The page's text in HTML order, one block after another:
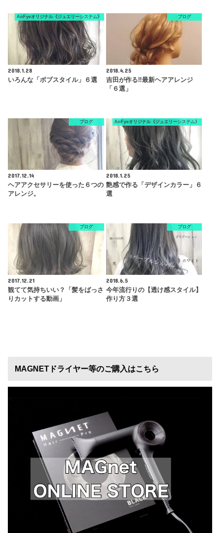
AnFyeオリジナル《ジュエリーシステム》
2018.1.28
いろんな「ボブスタイル」６選
ブログ
2018.4.25
吉田が作る‼︎最新ヘアアレンジ
「６選」
ブログ
2017.12.14
ヘアアクセサリーを使った６つの
アレンジ。
AnFyeオリジナル《ジュエリーシステム》
2018.1.25
艶感で作る「デザインカラー」６
選
ブログ
2017.12.21
観てて気持ちいい？「髪をばっさ
りカットする動画」
ブログ
2018.6.5
今年流行りの【透け感スタイル】
作り方３選
MAGNETドライヤー等のご購入はこちら